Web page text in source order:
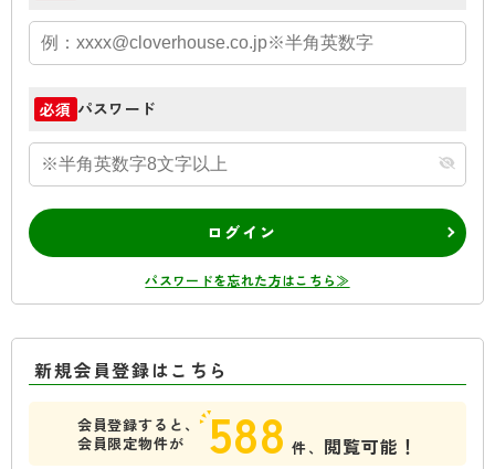
必須 パスワード
ログイン
パスワードを忘れた方はこちら≫
新規会員登録はこちら
会員登録すると、
会員限定物件が
588 件、 閲覧可能！